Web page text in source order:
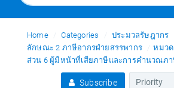
Thai
Home Categories
ประมวลรัษฎากร
ลักษณะ 2 ภาษีอากรฝ่ายสรรพากร
หมว
ส่วน 6 ผู้มีหน้าที่เสียภาษีและการคำนวณภ
Subscribe